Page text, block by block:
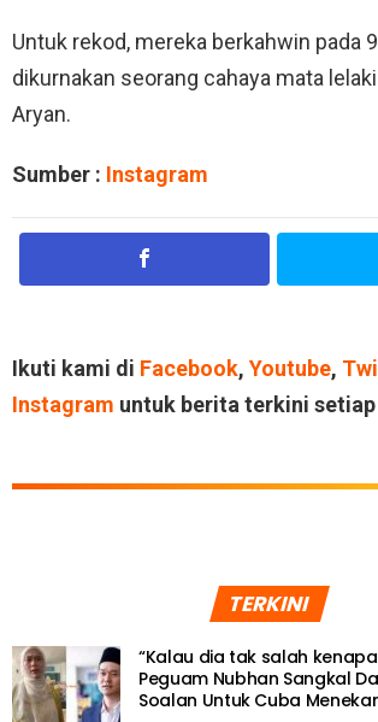
Untuk rekod, mereka berkahwin pada
dikurnakan seorang cahaya mata
Aryan.
Sumber : Instagram
Ikuti kami di Facebook, Youtube,
Instagram untuk berita terkini
TERKINI
“Kalau dia tak salah
Peguam Nubhan Sangkal
Soalan Untuk Cuba